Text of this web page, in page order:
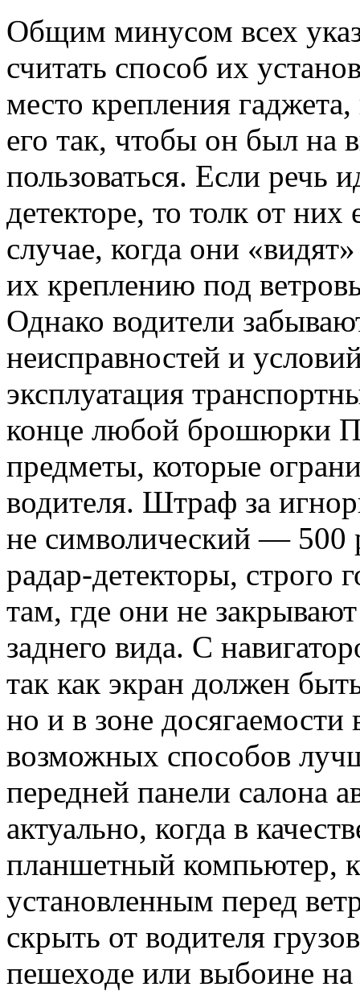
Общим минусом всех
считать способ их
место крепления гаджета,
его так, чтобы он был на
пользоваться. Если речь
детекторе, то толк от
случае, когда они
их креплению под
Однако водители
неисправностей и
эксплуатация
конце любой брошюрки
предметы, которые
водителя. Штраф за
не символический — 500
радар-детекторы, строго
там, где они не
заднего вида. С
так как экран должен
но и в зоне досягаемости
возможных способов
передней панели салона
актуально, когда в
планшетный компьютер,
установленным перед
скрыть от водителя
пешеходе или выбоине на